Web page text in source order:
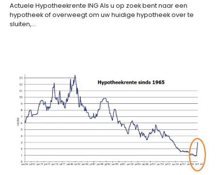
Actuele Hypotheekrente ING Als u op zoek bent naar een
hypotheek of overweegt om uw huidige hypotheek over te
sluiten,…